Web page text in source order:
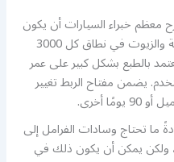
معظم خبراء السيارات أن يكون
لديك تغييرات في التصفية والزيوت في نطاق كل 3000
ما يعتمد بالطبع بشكل كبير على عمر
يضمن مفتاح الربط تغيير
ما تحتاج وسادات الفرامل إلى
كل 50000 ميل ، ولكن يمكن أن يكون ذلك في